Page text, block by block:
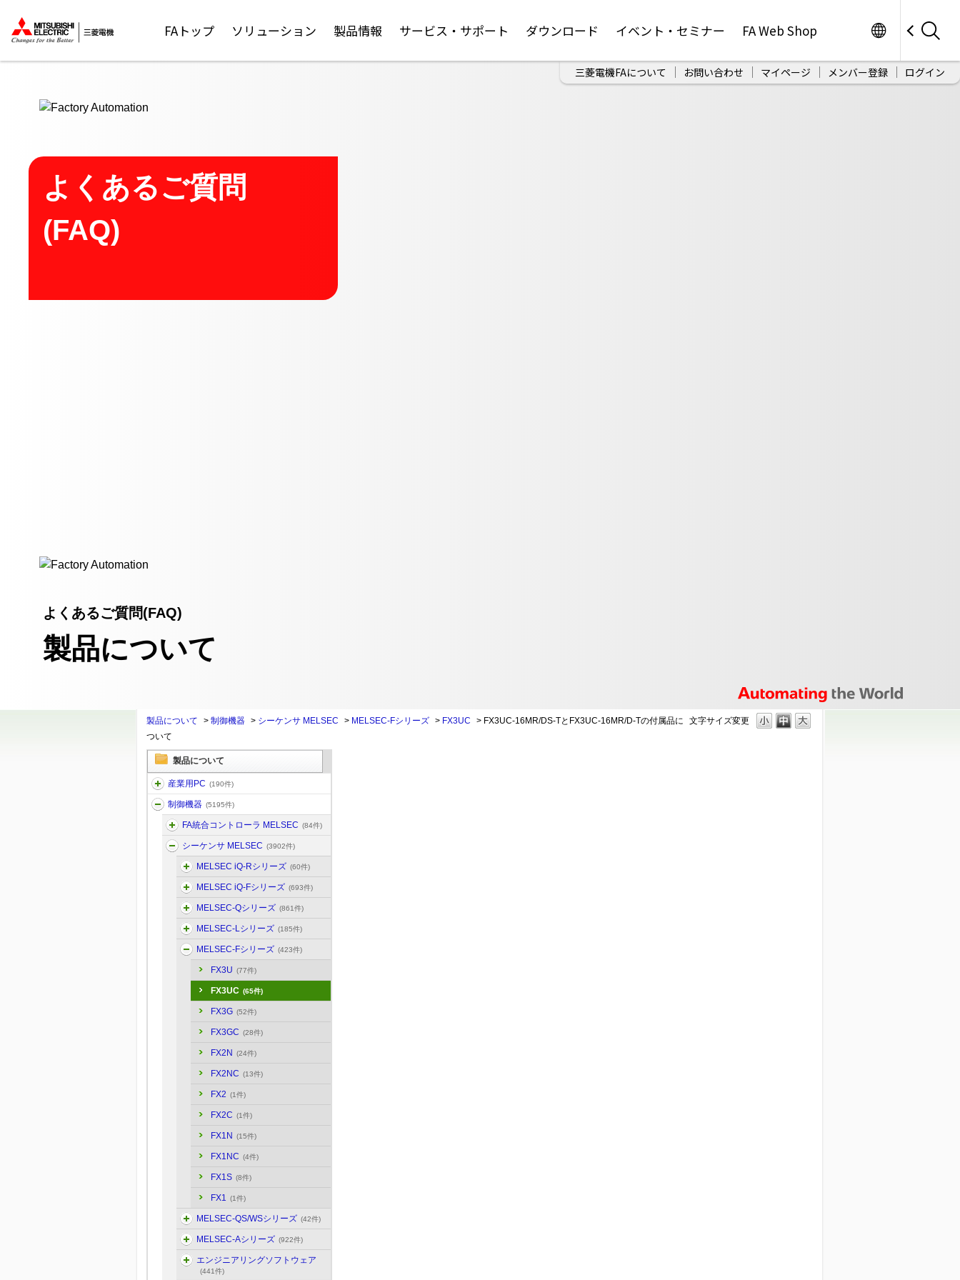
FAトップ ソリューション 製品情報 サービス・サポート ダウンロード イベント・セミナー FA Web Shop
三菱電機FAについて お問い合わせ マイページ メンバー登録 ログイン
よくあるご質問
(FAQ)
よくあるご質問(FAQ)
製品について
文字サイズ変更
製品について > 制御機器 > シーケンサ MELSEC > MELSEC-Fシリーズ > FX3UC > FX3UC-16MR/DS-TとFX3UC-16MR/D-Tの付属品に
ついて
製品について
産業用PC (190件)
制御機器 (5195件)
FA統合コントローラ MELSEC (84件)
シーケンサ MELSEC (3902件)
MELSEC iQ-Rシリーズ (60件)
MELSEC iQ-Fシリーズ (693件)
MELSEC-Qシリーズ (861件)
MELSEC-Lシリーズ (185件)
MELSEC-Fシリーズ (423件)
FX3U (77件)
FX3UC (65件)
FX3G (52件)
FX3GC (28件)
FX2N (24件)
FX2NC (13件)
FX2 (1件)
FX2C (1件)
FX1N (15件)
FX1NC (4件)
FX1S (8件)
FX1 (1件)
MELSEC-QS/WSシリーズ (42件)
MELSEC-Aシリーズ (922件)
エンジニアリングソフトウェア
(441件)